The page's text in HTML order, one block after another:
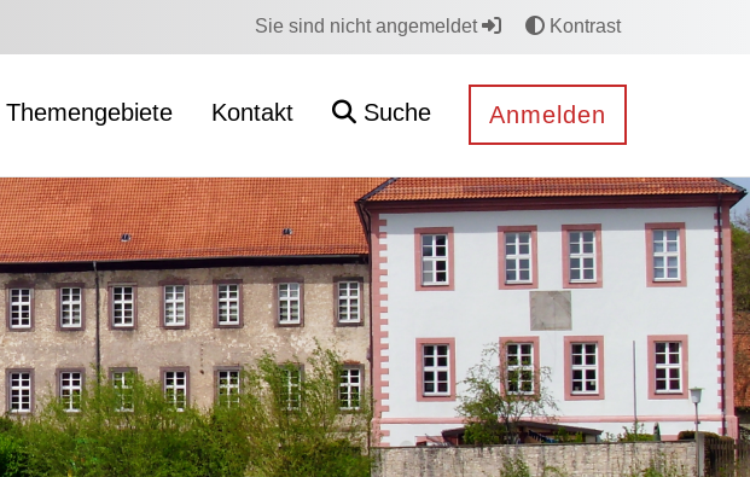
Sie sind nicht angemeldet Kontrast
Themengebiete Kontakt Suche Anmelden